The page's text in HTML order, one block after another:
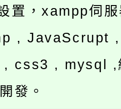
置，xampp伺
, JavaScrupt
css3 , mysql ,
發。